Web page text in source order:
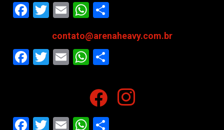
Facebook
Twitter
EmailWhatsApp
contato@arenaheavy.com.br
Facebook
Twitter
EmailWhatsApp
Facebook
Twitter
EmailWhatsApp